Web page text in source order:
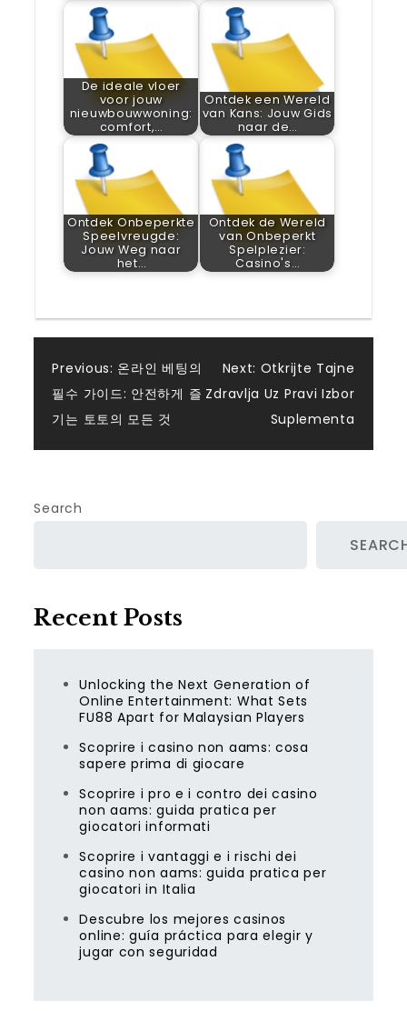
De ideale vloer
voor jouw
nieuwbouwwoning:
comfort,…
Ontdek een Wereld
van Kans: Jouw Gids
naar de…
Ontdek Onbeperkte
Speelvreugde:
Jouw Weg naar
het…
Ontdek de Wereld
van Onbeperkt
Spelplezier:
Casino's…
Post
navigation
Previous: 온라인 베팅의
필수 가이드: 안전하게 즐
기는 토토의 모든 것
Next: Otkrijte Tajne
Zdravlja Uz Pravi Izbor
Suplementa
Search
Recent Posts
Unlocking the Next Generation of
Online Entertainment: What Sets
FU88 Apart for Malaysian Players
Scoprire i casino non aams: cosa
sapere prima di giocare
Scoprire i pro e i contro dei casino
non aams: guida pratica per
giocatori informati
Scoprire i vantaggi e i rischi dei
casino non aams: guida pratica per
giocatori in Italia
Descubre los mejores casinos
online: guía práctica para elegir y
jugar con seguridad